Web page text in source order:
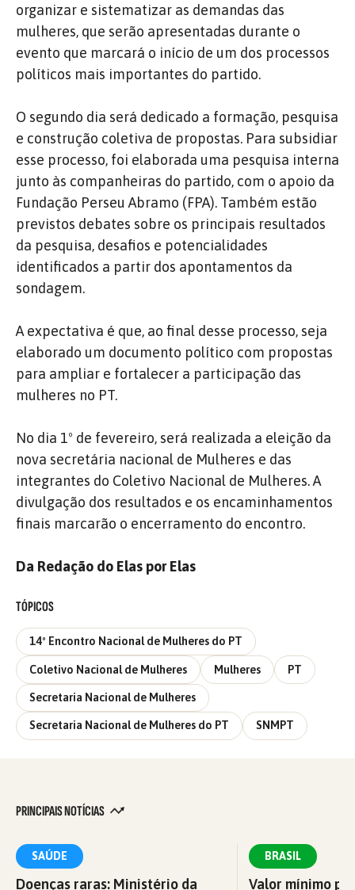
organizar e sistematizar as demandas das
mulheres, que serão apresentadas durante o
evento que marcará o início de um dos processos
políticos mais importantes do partido.
O segundo dia será dedicado a formação, pesquisa
e construção coletiva de propostas. Para subsidiar
esse processo, foi elaborada uma pesquisa interna
junto às companheiras do partido, com o apoio da
Fundação Perseu Abramo (FPA). Também estão
previstos debates sobre os principais resultados
da pesquisa, desafios e potencialidades
identificados a partir dos apontamentos da
sondagem.
A expectativa é que, ao final desse processo, seja
elaborado um documento político com propostas
para ampliar e fortalecer a participação das
mulheres no PT.
No dia 1º de fevereiro, será realizada a eleição da
nova secretária nacional de Mulheres e das
integrantes do Coletivo Nacional de Mulheres. A
divulgação dos resultados e os encaminhamentos
finais marcarão o encerramento do encontro.
Da Redação do Elas por Elas
TÓPICOS
14º Encontro Nacional de Mulheres do PT
Coletivo Nacional de Mulheres Mulheres PT
Secretaria Nacional de Mulheres
Secretaria Nacional de Mulheres do PT SNMPT
PRINCIPAIS NOTÍCIAS
SAÚDE
Doenças raras: Ministério da
BRASIL
Valor mínimo